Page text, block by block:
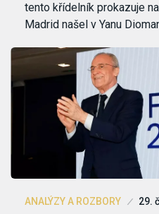
tento křídelník prokazuje
Madrid našel v Yanu
ANALÝZY A ROZBORY 29.